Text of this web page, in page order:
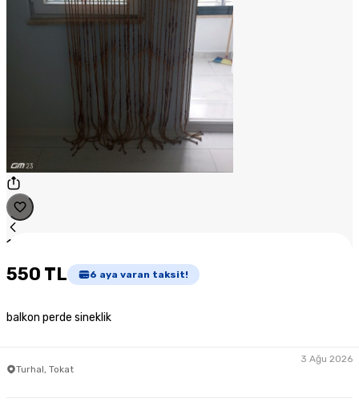
1
550 TL 6 aya varan taksit!
balkon perde sineklik
Turhal, Tokat
3 Ağu 2026